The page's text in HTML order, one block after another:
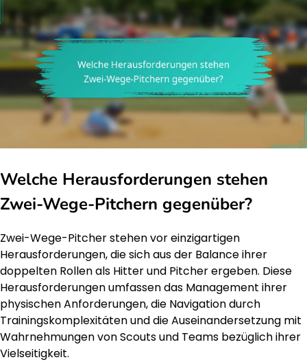
Welche Herausforderungen stehen
Zwei-Wege-Pitchern gegenüber?
Zwei-Wege-Pitcher stehen vor einzigartigen
Herausforderungen, die sich aus der Balance ihrer
doppelten Rollen als Hitter und Pitcher ergeben. Diese
Herausforderungen umfassen das Management ihrer
physischen Anforderungen, die Navigation durch
Trainingskomplexitäten und die Auseinandersetzung mit
Wahrnehmungen von Scouts und Teams bezüglich ihrer
Vielseitigkeit.